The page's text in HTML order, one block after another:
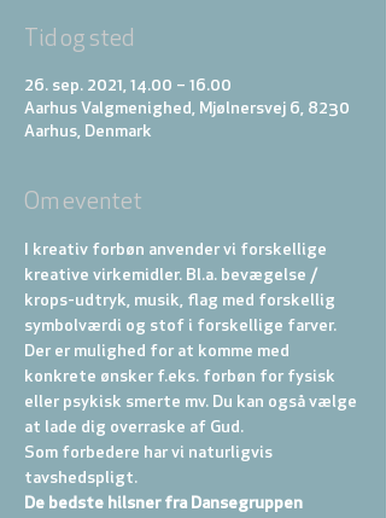
Tid og sted
26. sep. 2021, 14.00 – 16.00
Aarhus Valgmenighed, Mjølnersvej 6, 8230
Aarhus, Denmark
Om eventet
I kreativ forbøn anvender vi forskellige
kreative virkemidler. Bl.a. bevægelse /
krops-udtryk, musik, flag med forskellig
symbolværdi og stof i forskellige farver.
Der er mulighed for at komme med
konkrete ønsker f.eks. forbøn for fysisk
eller psykisk smerte mv. Du kan også vælge
at lade dig overraske af Gud.
Som forbedere har vi naturligvis
tavshedspligt.
De bedste hilsner fra Dansegruppen